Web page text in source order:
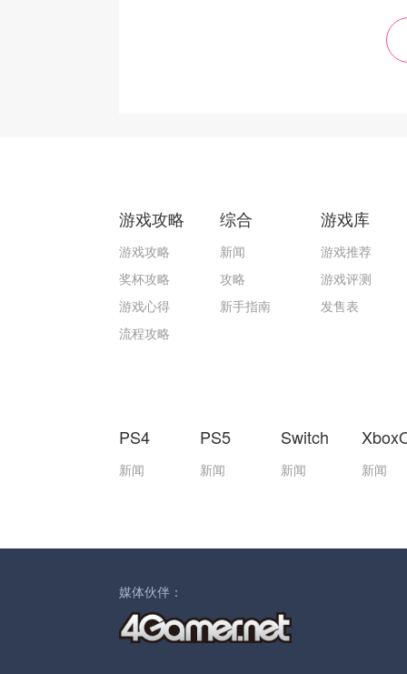
游戏攻略
游戏攻略
奖杯攻略
游戏心得
流程攻略
综合
新闻
攻略
新手指南
游戏库
游戏推荐
游戏评测
发售表
PS4
新闻
PS5
新闻
Switch
新闻 新闻
媒体伙伴：